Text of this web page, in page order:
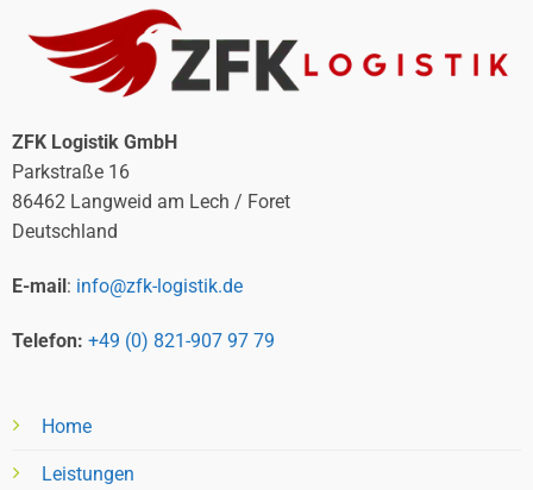
ZFK Logistik GmbH
Parkstraße 16
86462 Langweid am Lech / Foret
Deutschland
E-mail: info@zfk-logistik.de
Telefon: +49 (0) 821-907 97 79
Home
Leistungen